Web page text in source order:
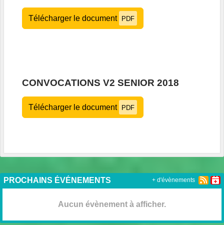
Télécharger le document PDF
CONVOCATIONS V2 SENIOR 2018
Télécharger le document PDF
PROCHAINS ÉVÉNEMENTS
Aucun évènement à afficher.
+ d'évènements